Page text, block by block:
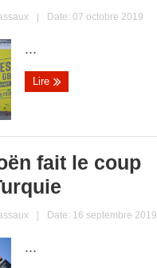
| Date: 07 octobre 2019
...
Lire
fait le coup
| Date: 16 septembre 2019
...